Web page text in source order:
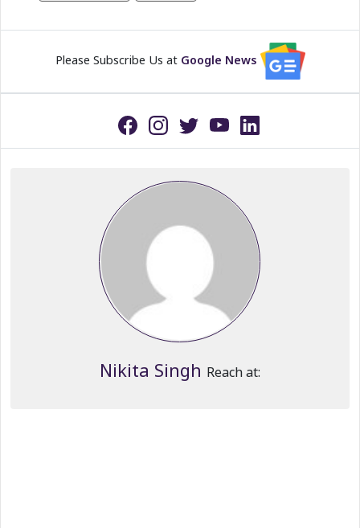
Please Subscribe Us at Google News
Nikita Singh Reach at: